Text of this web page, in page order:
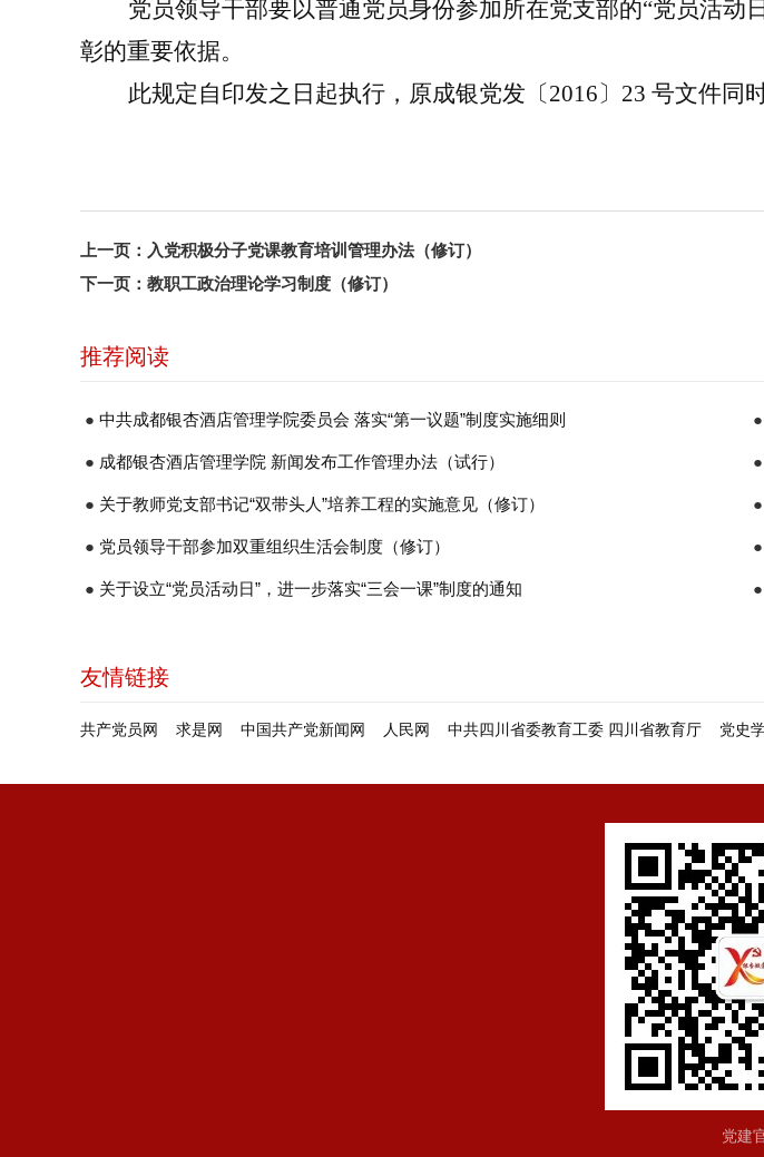
党员领导干部要以普通党员身份参加所在党支部的“党员活动
彰的重要依据。
此规定自印发之日起执行，原成银党发〔2016〕23 号文件同
上一页： 入党积极分子党课教育培训管理办法（修订）
下一页： 教职工政治理论学习制度（修订）
推荐阅读
● 中共成都银杏酒店管理学院委员会 落实“第一议题”制度实施细则 ●
● 成都银杏酒店管理学院 新闻发布工作管理办法（试行） ●
● 关于教师党支部书记“双带头人”培养工程的实施意见（修订） ●
● 党员领导干部参加双重组织生活会制度（修订） ●
● 关于设立“党员活动日”，进一步落实“三会一课”制度的通知 ●
友情链接
共产党员网 求是网 中国共产党新闻网 人民网 中共四川省委教育工委 四川省教育厅 党史
党建